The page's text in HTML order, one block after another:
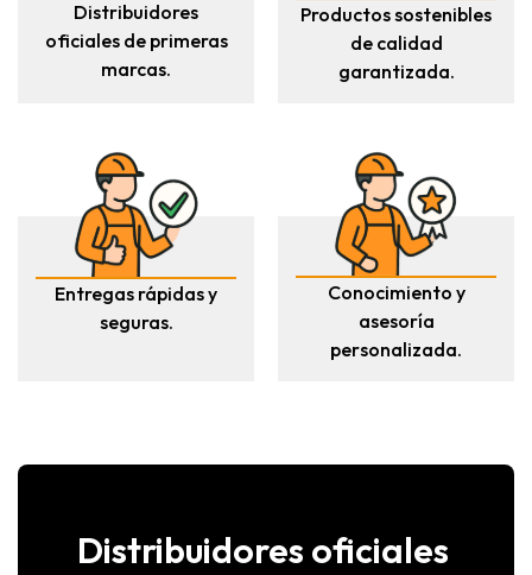
Distribuidores
oficiales de primeras
marcas.
Productos sostenibles
de calidad
garantizada.
Entregas rápidas y
seguras.
Conocimiento y
asesoría
personalizada.
Distribuidores oficiales